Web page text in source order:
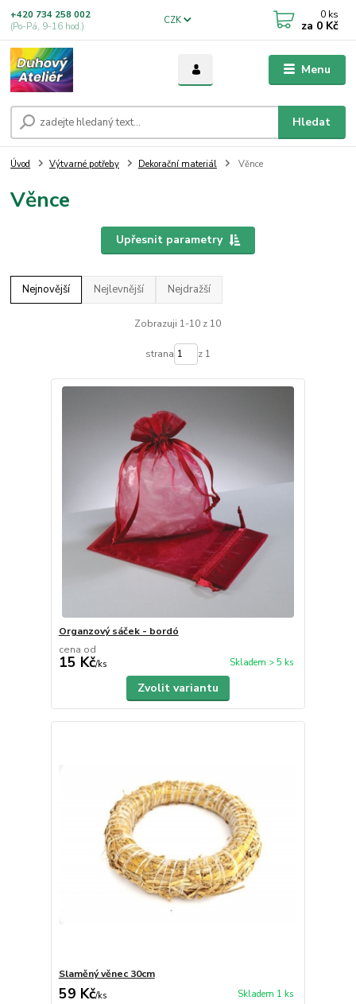
Menu
CZK
Hledat
+420 734 258 002
(Po-Pá, 9-16 hod.)
0 ks
za 0 Kč
Úvod Výtvarné potřeby Dekorační materiál Věnce
Věnce
Upřesnit parametry
Nejnovější Nejlevnější Nejdražší
Zobrazuji 1-10 z 10
strana z 1
Organzový sáček - bordó
cena od
15 Kč/ks Skladem > 5 ks
Zvolit variantu
Slaměný věnec 30cm
59 Kč/ks Skladem 1 ks